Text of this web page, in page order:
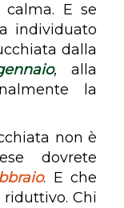
E se
individuato
dalla
, alla
la
non è
dovrete
. E che
Chi